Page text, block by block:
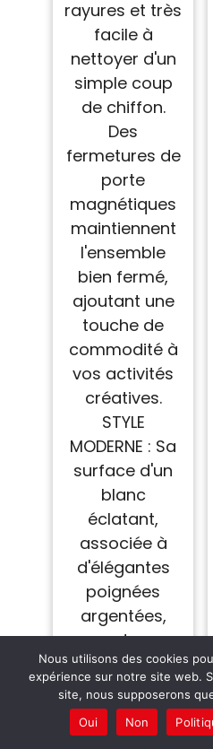
rayures et très
facile à
nettoyer d'un
simple coup
de chiffon.
Des
fermetures de
porte
magnétiques
maintiennent
l'ensemble
bien fermé,
ajoutant une
touche de
commodité à
vos activités
créatives.
STYLE
MODERNE : Sa
surface d'un
blanc
éclatant,
associée à
d'élégantes
poignées
argentées,
apporte une
touche de
fraîcheur et
de modernité
à n'importe
Nous utilisons des cookies
expérience sur notre site web.
site, nous supposerons
Oui
Non